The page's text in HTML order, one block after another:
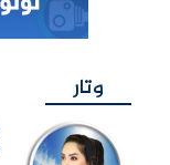
وتار